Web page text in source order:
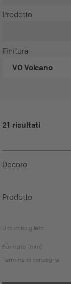
Prodotto
Finitura
VO Volcano
21 risultati
Decoro
Prodotto
Uso consigliato
Formato (mm)
Termine di consegna